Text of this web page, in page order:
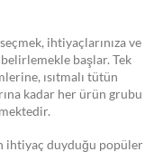
ihtiyaçlarınıza ve
belirlemekle başlar. Tek
ısıtmalı tütün
kadar her ürün grubu
ihtiyaç duyduğu popüler